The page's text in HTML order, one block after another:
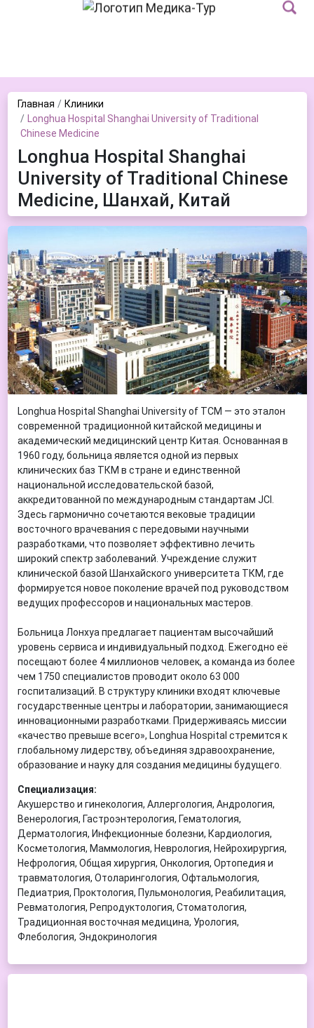
Главная
Клиники
Longhua Hospital Shanghai University of Traditional
Chinese Medicine
Longhua Hospital Shanghai
University of Traditional Chinese
Medicine, Шанхай, Китай
Longhua Hospital Shanghai University of TCM — это эталон
современной традиционной китайской медицины и
академический медицинский центр Китая. Основанная в
1960 году, больница является одной из первых
клинических баз ТКМ в стране и единственной
национальной исследовательской базой,
аккредитованной по международным стандартам JCI.
Здесь гармонично сочетаются вековые традиции
восточного врачевания с передовыми научными
разработками, что позволяет эффективно лечить
широкий спектр заболеваний. Учреждение служит
клинической базой Шанхайского университета ТКМ, где
формируется новое поколение врачей под руководством
ведущих профессоров и национальных мастеров.
Больница Лонхуа предлагает пациентам высочайший
уровень сервиса и индивидуальный подход. Ежегодно её
посещают более 4 миллионов человек, а команда из более
чем 1750 специалистов проводит около 63 000
госпитализаций. В структуру клиники входят ключевые
государственные центры и лаборатории, занимающиеся
инновационными разработками. Придерживаясь миссии
«качество превыше всего», Longhua Hospital стремится к
глобальному лидерству, объединяя здравоохранение,
образование и науку для создания медицины будущего.
Специализация:
Акушерство и гинекология, Аллергология, Андрология,
Венерология, Гастроэнтерология, Гематология,
Дерматология, Инфекционные болезни, Кардиология,
Косметология, Маммология, Неврология, Нейрохирургия,
Нефрология, Общая хирургия, Онкология, Ортопедия и
травматология, Отоларингология, Офтальмология,
Педиатрия, Проктология, Пульмонология, Реабилитация,
Ревматология, Репродуктология, Стоматология,
Традиционная восточная медицина, Урология,
Флебология, Эндокринология